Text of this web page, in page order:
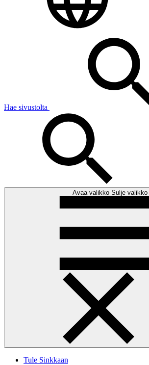
Hae sivustolta
Avaa valikko Sulje valikko
Tule Sinkkaan